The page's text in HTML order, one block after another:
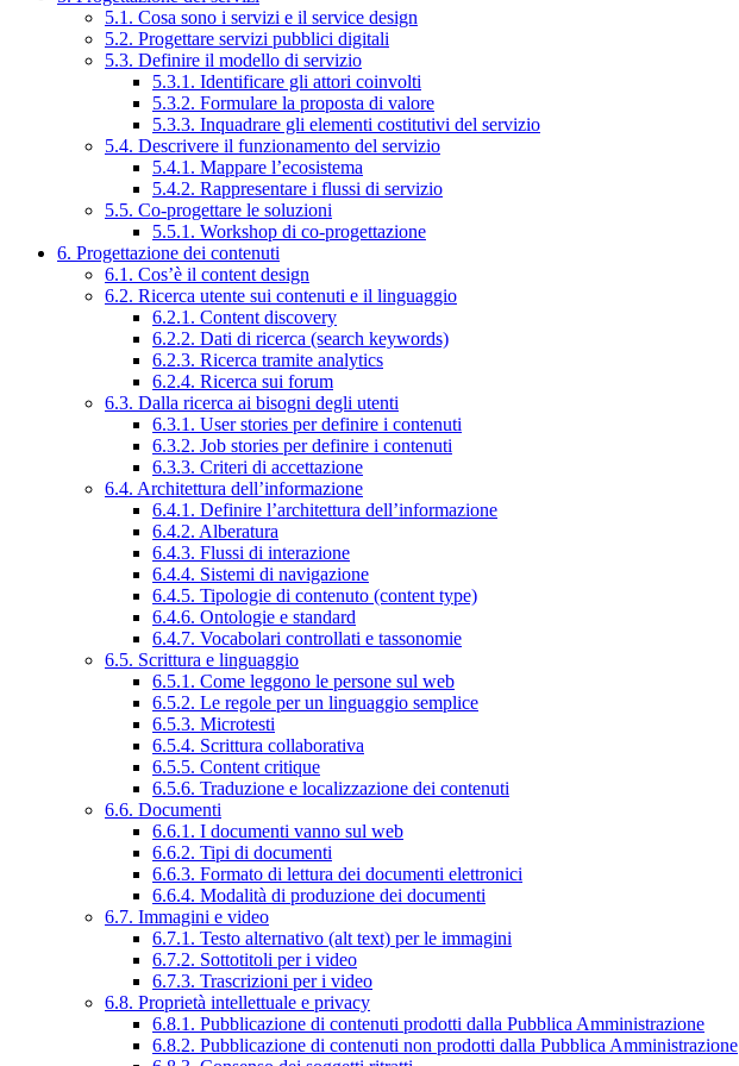
5.1. Cosa sono i servizi e il service design
5.2. Progettare servizi pubblici digitali
5.3. Definire il modello di servizio
5.3.1. Identificare gli attori coinvolti
5.3.2. Formulare la proposta di valore
5.3.3. Inquadrare gli elementi costitutivi del servizio
5.4. Descrivere il funzionamento del servizio
5.4.1. Mappare l’ecosistema
5.4.2. Rappresentare i flussi di servizio
5.5. Co-progettare le soluzioni
5.5.1. Workshop di co-progettazione
6. Progettazione dei contenuti
6.1. Cos’è il content design
6.2. Ricerca utente sui contenuti e il linguaggio
6.2.1. Content discovery
6.2.2. Dati di ricerca (search keywords)
6.2.3. Ricerca tramite analytics
6.2.4. Ricerca sui forum
6.3. Dalla ricerca ai bisogni degli utenti
6.3.1. User stories per definire i contenuti
6.3.2. Job stories per definire i contenuti
6.3.3. Criteri di accettazione
6.4. Architettura dell’informazione
6.4.1. Definire l’architettura dell’informazione
6.4.2. Alberatura
6.4.3. Flussi di interazione
6.4.4. Sistemi di navigazione
6.4.5. Tipologie di contenuto (content type)
6.4.6. Ontologie e standard
6.4.7. Vocabolari controllati e tassonomie
6.5. Scrittura e linguaggio
6.5.1. Come leggono le persone sul web
6.5.2. Le regole per un linguaggio semplice
6.5.3. Microtesti
6.5.4. Scrittura collaborativa
6.5.5. Content critique
6.5.6. Traduzione e localizzazione dei contenuti
6.6. Documenti
6.6.1. I documenti vanno sul web
6.6.2. Tipi di documenti
6.6.3. Formato di lettura dei documenti elettronici
6.6.4. Modalità di produzione dei documenti
6.7. Immagini e video
6.7.1. Testo alternativo (alt text) per le immagini
6.7.2. Sottotitoli per i video
6.7.3. Trascrizioni per i video
6.8. Proprietà intellettuale e privacy
6.8.1. Pubblicazione di contenuti prodotti dalla Pubblica Amministrazione
6.8.2. Pubblicazione di contenuti non prodotti dalla Pubblica Amministrazione